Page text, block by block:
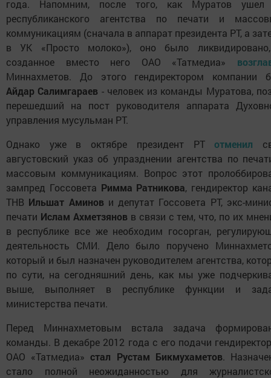
года. Напомним, после того, как Муратов ушел
республиканского агентства по печати и
коммуникациям (сначала в аппарат президента РТ, а
в УК «Просто молоко»), оно было
созданное вместо него ОАО «Татмедиа»
Миннахметов. До этого гендиректором компании
Айдар Салимгараев - человек из команды Муратова,
перешедший на пост руководителя аппарата
управления мусульман РТ.
Однако уже в октябре президент РТотменил
августовский указ об упразднении агентства по
массовым коммуникациям. Вопрос этот
зампред Госсовета Римма Ратникова, гендиректор
ТНВ Ильшат Аминови депутат Госсовета РТ, экс-
печати Ислам Ахметзяновв связи с тем, что, по их
в республике все же необходим госорган,
деятельность СМИ. Дело было поручено
который и был назначен руководителем агентства,
по сути, на сегодняшний день, как мы уже
выше, выполняет в республике функции и
министерства печати.
Перед Миннахметовым встала задача
команды. В декабре 2012 года с его подачи
ОАО «Татмедиа»стал Рустам Бикмухаметов.
стало полной неожиданностью для